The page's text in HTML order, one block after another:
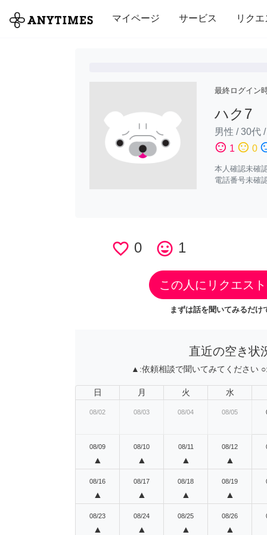
マイページ サービス リクエ
全て 修理・組立 家事 引っ越し
最終ログイン
ハク7
男性 /30代 /
sentiment_satisfied 1 sentiment_neutral 0
本人確認未確
電話番号未確
favorite_border 0 tag_faces 1
この人にリクエス
まずは話を聞いてみるだけ
直近の空き状
▲:依頼相談で聞いてみてください ○:
日 月 火 水
08/02 08/03 08/04 08/05
08/09
▲
08/10
▲
08/11
▲
08/12
▲
08/16
▲
08/17
▲
08/18
▲
08/19
▲
08/23
▲
08/24
▲
08/25
▲
08/26
▲